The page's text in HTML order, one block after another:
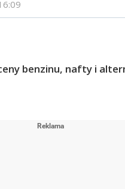
benzinu, nafty i